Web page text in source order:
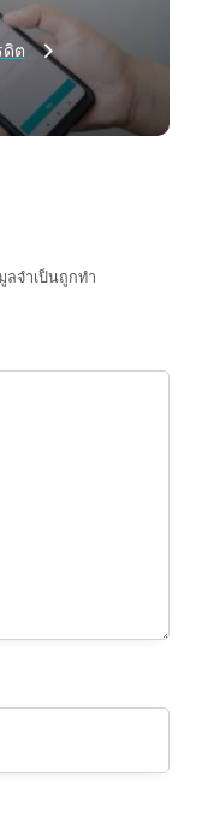
ดิต
ลจำเป็นถูกทำ